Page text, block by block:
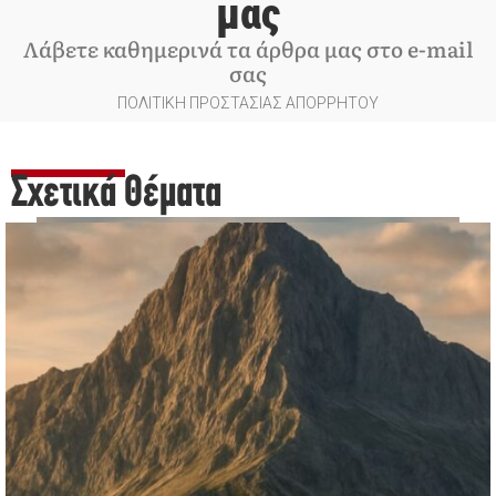
μας
Λάβετε καθημερινά τα άρθρα μας στο e-mail
σας
ΠΟΛΙΤΙΚΗ ΠΡΟΣΤΑΣΙΑΣ ΑΠΟΡΡΗΤΟΥ
Σχετικά Θέματα